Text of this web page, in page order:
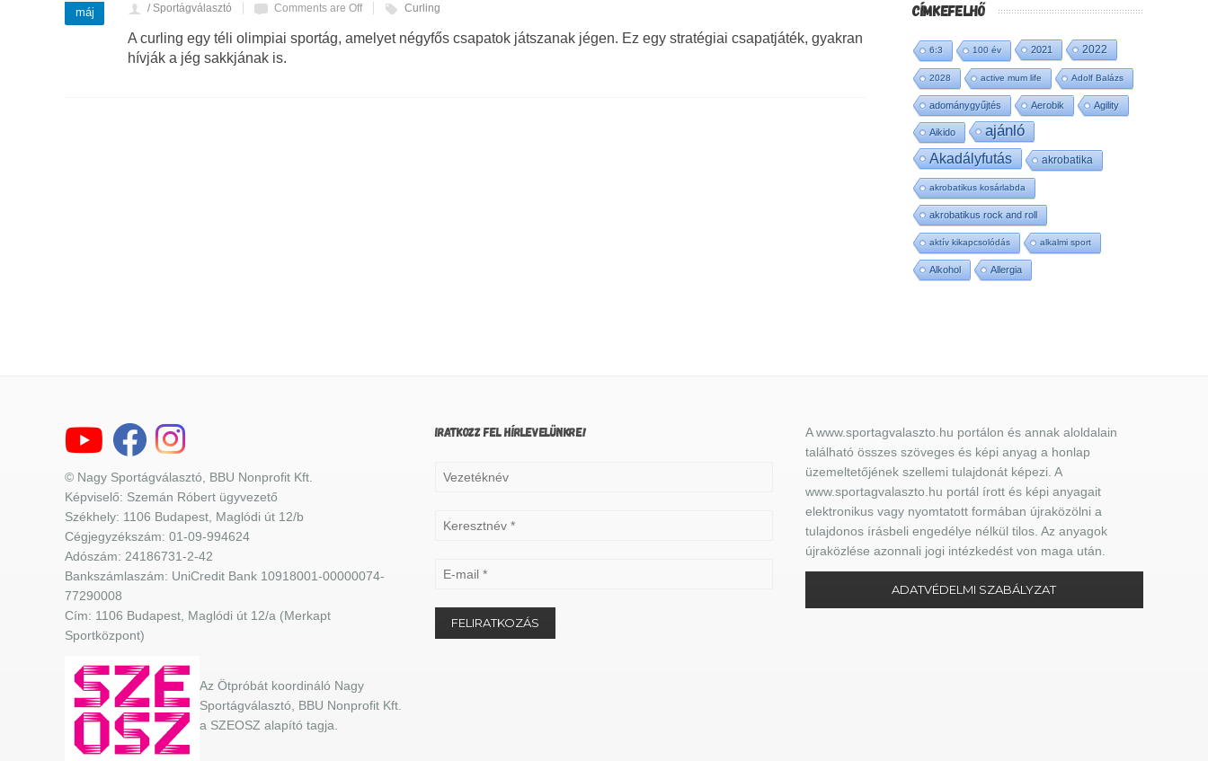
máj / Sportágválasztó Comments are Off Curling
A curling egy téli olimpiai sportág, amelyet négyfős csapatok játszanak jégen. Ez egy stratégiai csapatjáték, gyakran
hívják a jég sakkjának is.
CÍMKEFELHŐ
6:3 100 év 2021 2022
2028 active mum life Adolf Balázs
adománygyűjtés Aerobik Agility
Aikido ajánló
Akadályfutás akrobatika
akrobatikus kosárlabda
akrobatikus rock and roll
aktív kikapcsolódás alkalmi sport
Alkohol Allergia
© Nagy Sportágválasztó, BBU Nonprofit Kft.
Képviselő: Szemán Róbert ügyvezető
Székhely: 1106 Budapest, Maglódi út 12/b
Cégjegyzékszám: 01-09-994624
Adószám: 24186731-2-42
Bankszámlaszám: UniCredit Bank 10918001-00000074-
77290008
Cím: 1106 Budapest, Maglódi út 12/a (Merkapt
Sportközpont)
Az Ötpróbát koordináló Nagy
Sportágválasztó, BBU Nonprofit Kft.
a SZEOSZ alapító tagja.
IRATKOZZ FEL HÍRLEVELÜNKRE!
A www.sportagvalaszto.hu portálon és annak aloldalain
található összes szöveges és képi anyag a honlap
üzemeltetőjének szellemi tulajdonát képezi. A
www.sportagvalaszto.hu portál írott és képi anyagait
elektronikus vagy nyomtatott formában újraközölni a
tulajdonos írásbeli engedélye nélkül tilos. Az anyagok
újraközlése azonnali jogi intézkedést von maga után.
ADATVÉDELMI SZABÁLYZAT